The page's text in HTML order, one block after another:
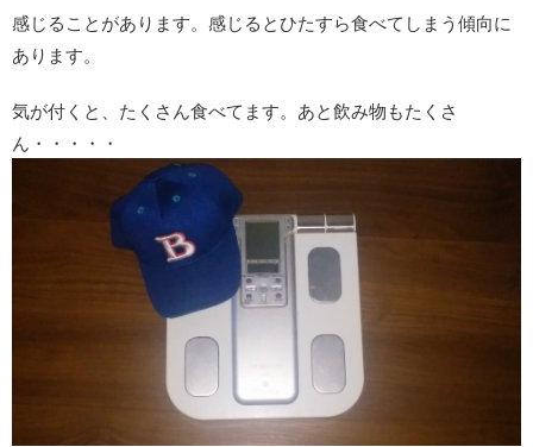
感じることがあります。感じるとひたすら食べてしまう傾向に
あります。
気が付くと、たくさん食べてます。あと飲み物もたくさ
ん・・・・・